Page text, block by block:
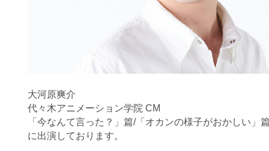
大河原爽介
代々木アニメーション学院 CM
「今なんて言った？」篇/「 オカンの様子がおかしい」
に出演しております。